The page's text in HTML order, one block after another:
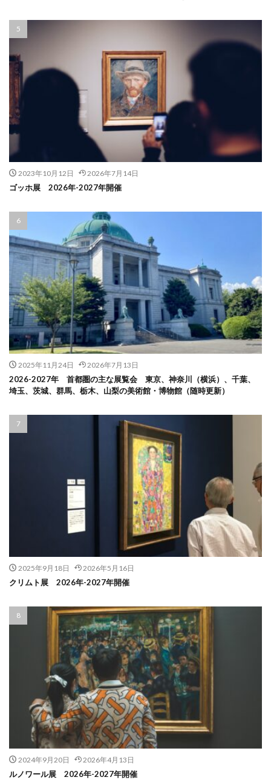
2023年10月12日 2026年7月14日
ゴッホ展 2026年-2027年開催
2025年11月24日 2026年7月13日
2026-2027年 首都圏の主な展覧会 東京、神奈川（横浜）、千葉、
埼玉、茨城、群馬、栃木、山梨の美術館・博物館（随時更新）
2025年9月18日 2026年5月16日
クリムト展 2026年-2027年開催
2024年9月20日 2026年4月13日
ルノワール展 2026年-2027年開催